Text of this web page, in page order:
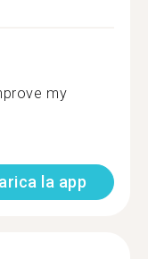
my
la app